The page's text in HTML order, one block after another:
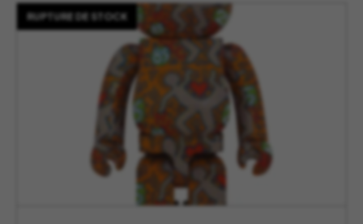
RUPTURE DE STOCK